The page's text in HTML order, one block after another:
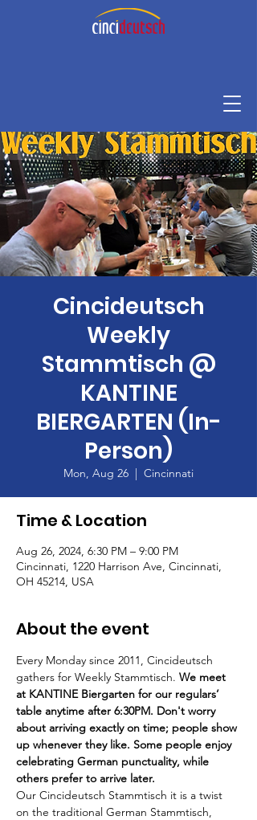
Cincideutsch
Weekly
Stammtisch @
KANTINE
BIERGARTEN (In-
Person)
Mon, Aug 26
  |
Cincinnati
Time & Location
Aug 26, 2024, 6:30 PM – 9:00 PM
Cincinnati, 1220 Harrison Ave, Cincinnati,
OH 45214, USA
About the event
Every Monday since 2011, Cincideutsch
gathers for Weekly Stammtisch. We meet
at KANTINE Biergarten for our regulars’
table anytime after 6:30PM. Don't worry
about arriving exactly on time; people show
up whenever they like. Some people enjoy
celebrating German punctuality, while
others prefer to arrive later.
Our Cincideutsch Stammtisch it is a twist
on the traditional German Stammtisch,